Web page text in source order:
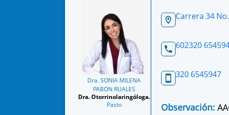
Dra. SONIA MILENA
PABON RUALES
Dra. Otorrinolaringóloga.
Pasto
Carrera 34
602320
320 6545947
Observación: